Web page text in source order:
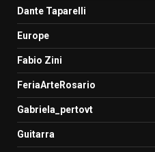
Dante Taparelli
Europe
Fabio Zini
FeriaArteRosario
Gabriela_pertovt
Guitarra